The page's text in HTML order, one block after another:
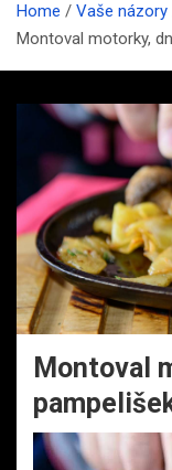
Home
Vaše názory
Montoval motorky,
Montoval